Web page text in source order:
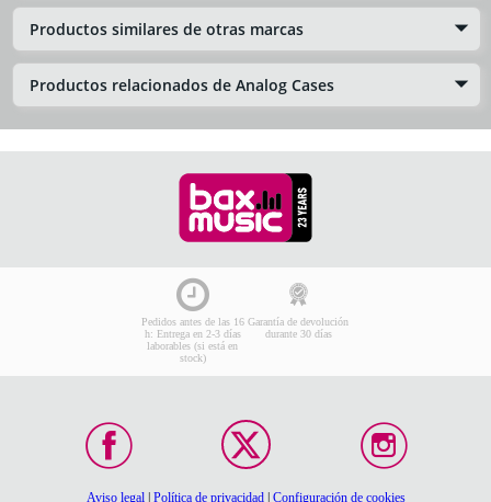
Productos similares de otras marcas
Productos relacionados de Analog Cases
Pedidos antes de las 16
h: Entrega en 2-3 días
laborables (si está en
stock)
Garantía de devolución
durante 30 días
Aviso legal| Política de privacidad| Configuración de cookies